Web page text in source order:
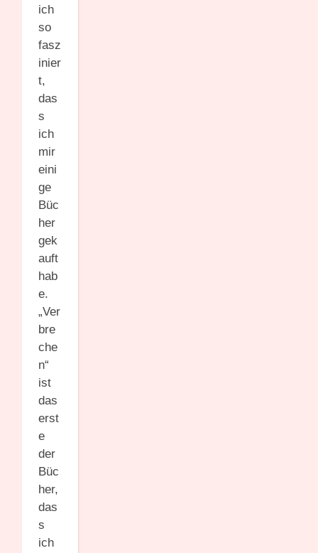
ich
so
fasz
inier
t,
das
s
ich
mir
eini
ge
Büc
her
gek
auft
hab
e.
„Ver
bre
che
n“
ist
das
erst
e
der
Büc
her,
das
s
ich